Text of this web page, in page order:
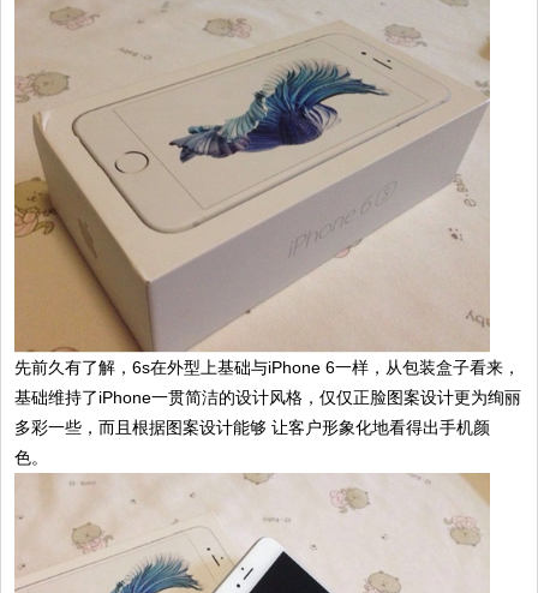
先前久有了解，6s在外型上基础与iPhone 6一样，从包装盒子看来，
基础维持了iPhone一贯简洁的设计风格，仅仅正脸图案设计更为绚丽
多彩一些，而且根据图案设计能够 让客户形象化地看得出手机颜
色。